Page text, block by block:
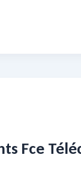
Fce